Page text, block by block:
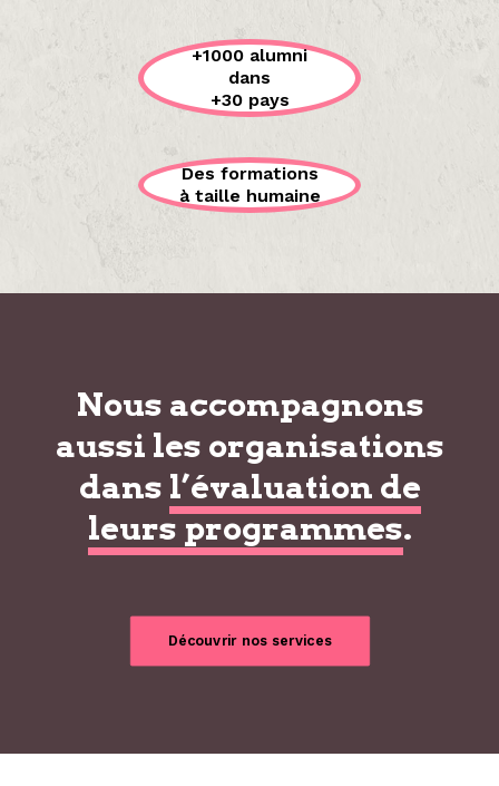
+1000 alumni
dans
+30 pays
Des formations
à taille humaine
Nous accompagnons
aussi les organisations
dans l’évaluation de
leurs programmes.
Découvrir nos services